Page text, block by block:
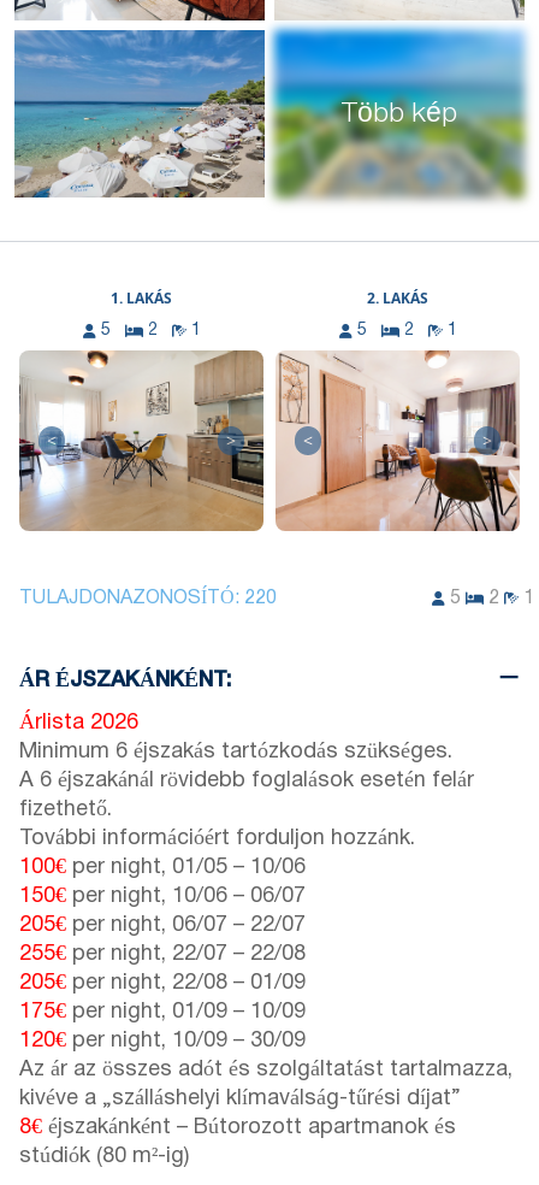
Több kép
1. LAKÁS
5 2 1
< >
2. LAKÁS
5 2 1
< >
TULAJDONAZONOSÍTÓ: 220 5 2 1
ÁR ÉJSZAKÁNKÉNT:
Árlista 2026
Minimum 6 éjszakás tartózkodás szükséges.
A 6 éjszakánál rövidebb foglalások esetén felár
fizethető.
További információért forduljon hozzánk.
100€ per night, 01/05 – 10/06
150€ per night, 10/06 – 06/07
205€ per night, 06/07 – 22/07
255€ per night, 22/07 – 22/08
205€ per night, 22/08 – 01/09
175€ per night, 01/09 – 10/09
120€ per night, 10/09 – 30/09
Az ár az összes adót és szolgáltatást tartalmazza,
kivéve a „szálláshelyi klímaválság-tűrési díjat”
8€ éjszakánként – Bútorozott apartmanok és
stúdiók (80 m²-ig)